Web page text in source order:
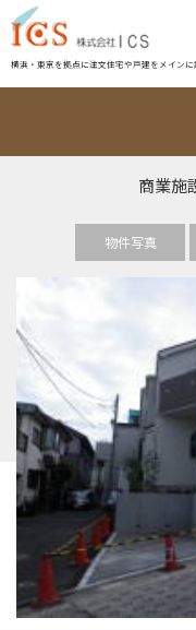
横浜・東京を拠点に注文住宅や戸建をメインに
商業施
物件写真